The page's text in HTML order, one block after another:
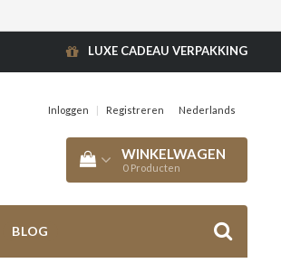
LUXE CADEAU VERPAKKING
Inloggen | Registreren Nederlands
WINKELWAGEN
0 Producten
BLOG